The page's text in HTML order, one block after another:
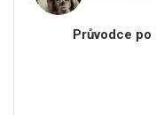
Průvodce